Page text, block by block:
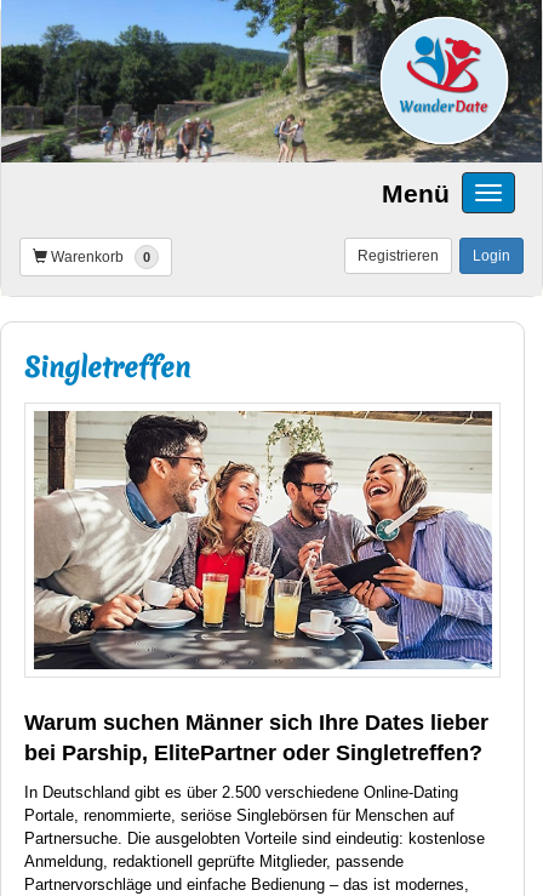
Menü
Warenkorb 0 Login
Registrieren
Singletreffen
Warum suchen Männer sich Ihre Dates lieber
bei Parship, ElitePartner oder Singletreffen?
In Deutschland gibt es über 2.500 verschiedene Online-Dating
Portale, renommierte, seriöse Singlebörsen für Menschen auf
Partnersuche. Die ausgelobten Vorteile sind eindeutig: kostenlose
Anmeldung, redaktionell geprüfte Mitglieder, passende
Partnervorschläge und einfache Bedienung – das ist modernes,